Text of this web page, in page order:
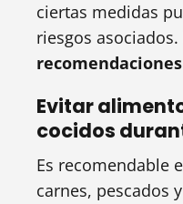
ciertas medidas
riesgos asociados.
Evitar
cocidos
Es recomendable
carnes, pescados